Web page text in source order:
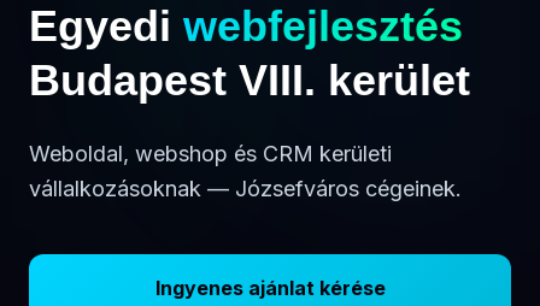
Egyedi webfejlesztés
Budapest VIII. kerület
Weboldal, webshop és CRM kerületi
vállalkozásoknak — Józsefváros cégeinek.
Ingyenes ajánlat kérése